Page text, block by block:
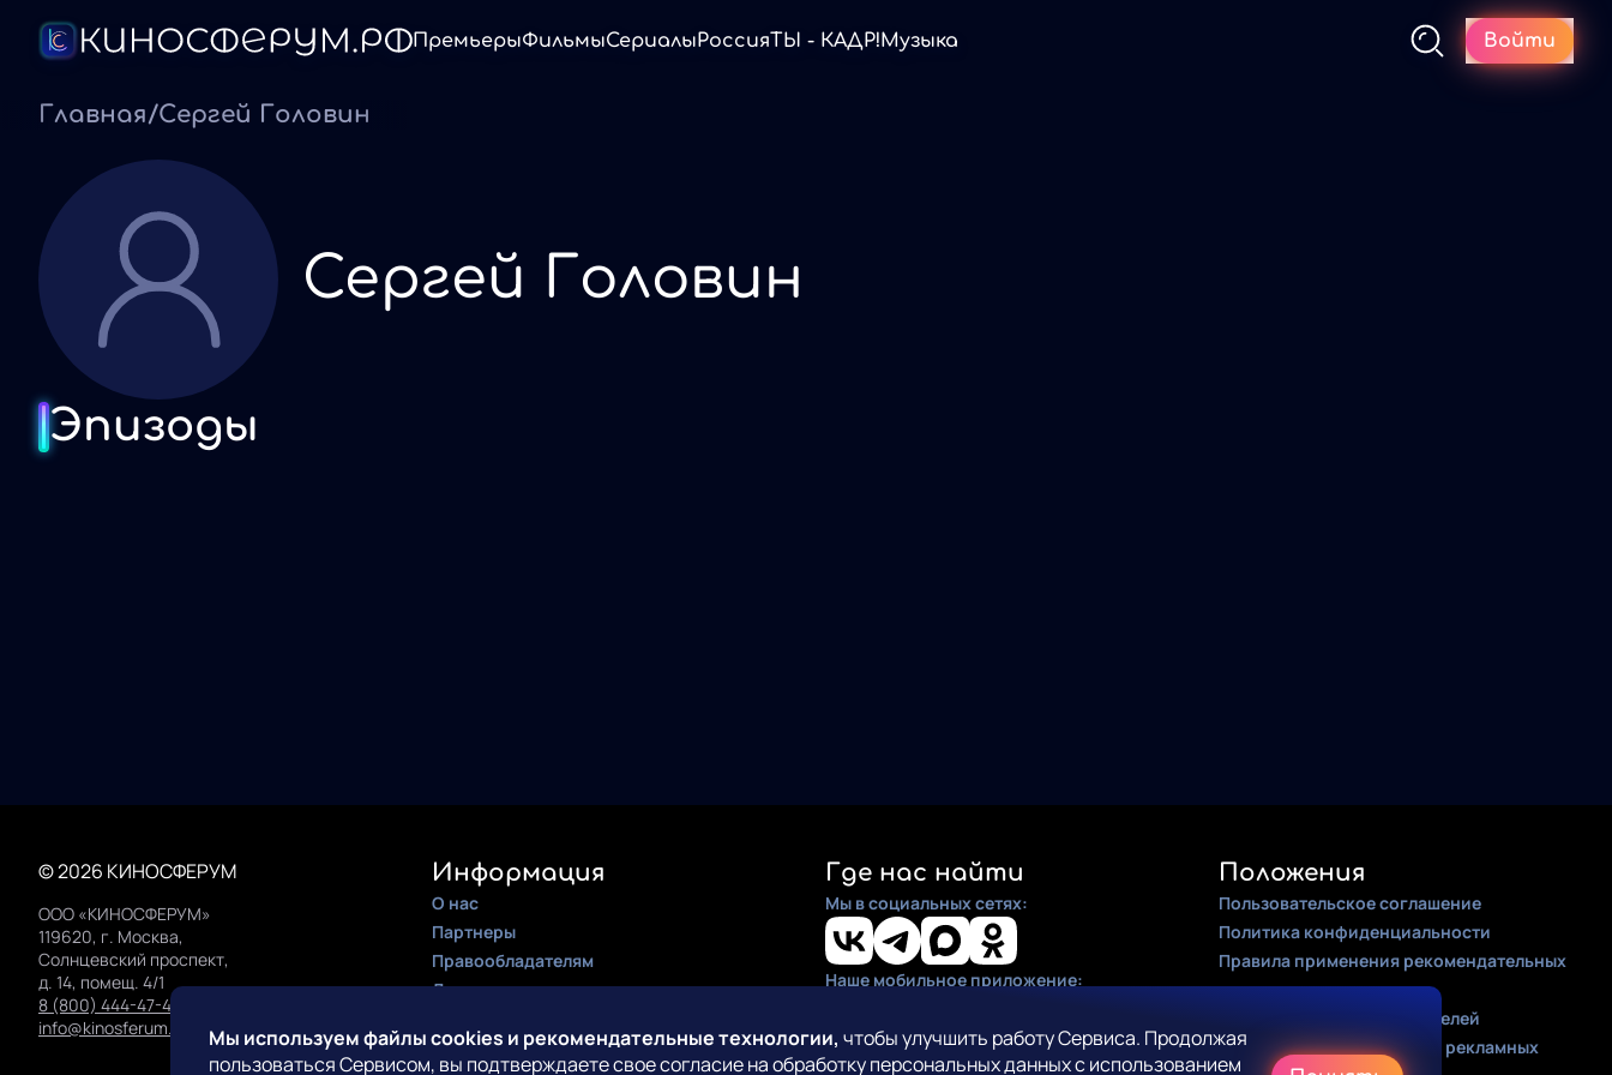
ПремьерыФильмыСериалыРоссияТЫ - КАДР!Музыка Войти
Главная/Сергей Головин
Сергей Головин
Эпизоды
Мы используем файлы cookies и рекомендательные технологии, чтобы улучшить работу Сервиса. Продолжая
пользоваться Сервисом, вы подтверждаете свое согласие на обработку персональных данных с использованием
© 2026 КИНОСФЕРУМ
ООО «КИНОСФЕРУМ»
119620, г. Москва,
Солнцевский проспект,
д. 14, помещ. 4/1
8 (800) 444-47-42
info@kinosferum.org
Информация
О нас
Партнеры
Правообладателям
Документация
Где нас найти
Мы в социальных сетях:
Наше мобильное приложение:
Положения
Пользовательское соглашение
Политика конфиденциальности
Правила применения рекомендательных
алгоритмов
Оферта для правообладателей
Соглашение на получение рекламных